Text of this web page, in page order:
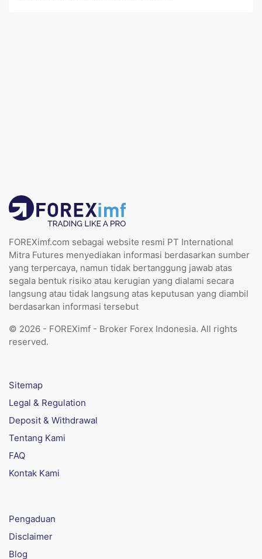
FOREXimf.com sebagai website resmi PT International
Mitra Futures menyediakan informasi berdasarkan sumber
yang terpercaya, namun tidak bertanggung jawab atas
segala bentuk risiko atau kerugian yang dialami secara
langsung atau tidak langsung atas keputusan yang diambil
berdasarkan informasi tersebut
© 2026 - FOREXimf - Broker Forex Indonesia. All rights
reserved.
Sitemap
Legal & Regulation
Deposit & Withdrawal
Tentang Kami
FAQ
Kontak Kami
Pengaduan
Disclaimer
Blog